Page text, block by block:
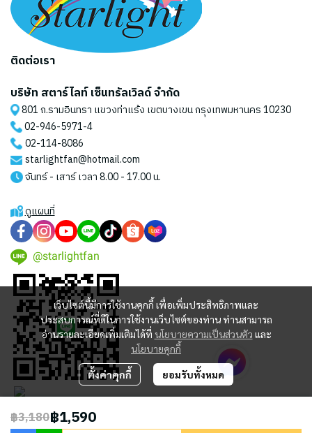
฿3,180฿1,590
เว็บไซต์นี้มีการใช้งานคุกกี้ เพื่อเพิ่มประสิทธิภาพและ
ประสบการณ์ที่ดีในการใช้งานเว็บไซต์ของท่าน ท่านสามารถ
อ่านรายละเอียดเพิ่มเติมได้ที่ นโยบายความเป็นส่วนตัว และ
นโยบายคุกกี้
ตั้งค่าคุกกี้ ยอมรับทั้งหมด
ติดต่อเรา
บริษัท สตาร์ไลท์ เซ็นทรัลเวิลด์ จำกัด
801 ถ.รามอินทรา แขวงท่าแร้ง เขตบางเขน กรุงเทพมหานคร 10230
02-946-5971-4
02-114-8086
starlightfan@hotmail.com
จันทร์ - เสาร์ เวลา 8.00 - 17.00 น.
ดูแผนที่
@starlightfan